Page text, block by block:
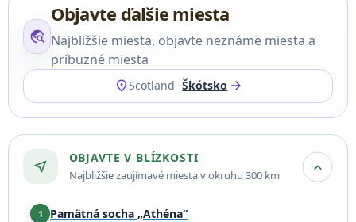
travel_explore
Objavte ďalšie miesta
Najbližšie miesta, objavte neznáme miesta a
príbuzné miesta
location_onScotland Škótsko arrow_forward
near_me
OBJAVTE V BLÍZKOSTI
Najbližšie zaujímavé miesta v okruhu 300 km expand_more
1 Pamätná socha „Athéna“